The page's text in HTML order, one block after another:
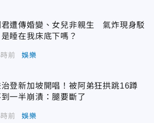
君遭傳婚變、女兒非親生 氣炸現身駁
睡在我床底下嗎？
前 娛樂
治登新加坡開唱！被阿弟狂拱跳16蹲
一半崩潰：腿要斷了
前 娛樂